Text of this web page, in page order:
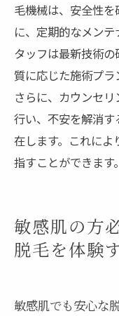
毛機械は、安全性
に、定期的なメン
タッフは最新技術
質に応じた施術プラ
さらに、カウンセ
行い、不安を解消
在します。これによ
指すことができます。
敏感肌の方
脱毛を体験
敏感肌でも安心な